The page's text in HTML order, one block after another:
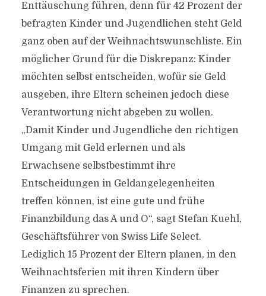
Enttäuschung führen, denn für 42 Prozent der
befragten Kinder und Jugendlichen steht Geld
ganz oben auf der Weihnachtswunschliste. Ein
möglicher Grund für die Diskrepanz: Kinder
möchten selbst entscheiden, wofür sie Geld
ausgeben, ihre Eltern scheinen jedoch diese
Verantwortung nicht abgeben zu wollen.
„Damit Kinder und Jugendliche den richtigen
Umgang mit Geld erlernen und als
Erwachsene selbstbestimmt ihre
Entscheidungen in Geldangelegenheiten
treffen können, ist eine gute und frühe
Finanzbildung das A und O“, sagt Stefan Kuehl,
Geschäftsführer von Swiss Life Select.
Lediglich 15 Prozent der Eltern planen, in den
Weihnachtsferien mit ihren Kindern über
Finanzen zu sprechen.